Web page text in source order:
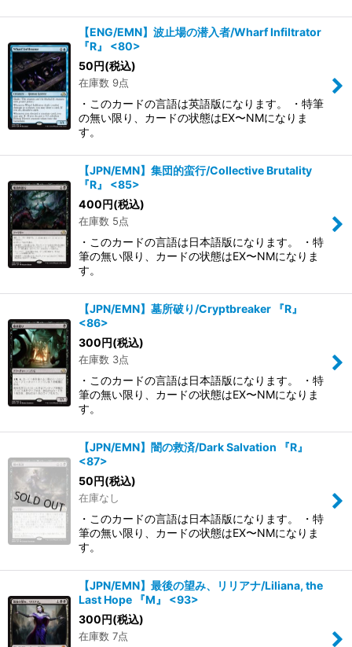
【ENG/EMN】波止場の潜入者/Wharf Infiltrator
『R』 <80>
50円(税込)
在庫数 9点
・このカードの言語は英語版になります。 ・特筆
の無い限り、カードの状態はEX〜NMになりま
す。
【JPN/EMN】集団的蛮行/Collective Brutality
『R』 <85>
400円(税込)
在庫数 5点
・このカードの言語は日本語版になります。 ・特
筆の無い限り、カードの状態はEX〜NMになりま
す。
【JPN/EMN】墓所破り/Cryptbreaker 『R』
<86>
300円(税込)
在庫数 3点
・このカードの言語は日本語版になります。 ・特
筆の無い限り、カードの状態はEX〜NMになりま
す。
【JPN/EMN】闇の救済/Dark Salvation 『R』
<87>
50円(税込)
在庫なし
・このカードの言語は日本語版になります。 ・特
筆の無い限り、カードの状態はEX〜NMになりま
す。
【JPN/EMN】最後の望み、リリアナ/Liliana, the
Last Hope 『M』 <93>
300円(税込)
在庫数 7点